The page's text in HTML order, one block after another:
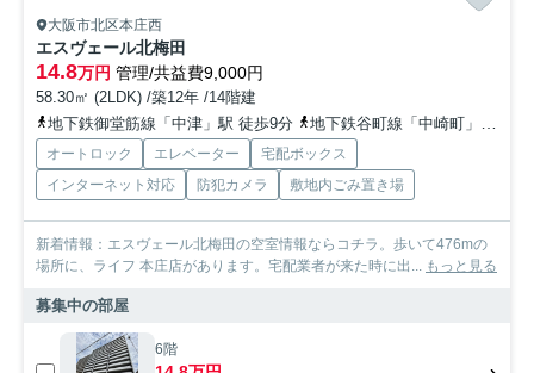
大阪市北区本庄西
エスヴェール北梅田
14.8万円 管理/共益費9,000円
58.30㎡ (2LDK) /築12年 /14階建
地下鉄御堂筋線「中津」駅 徒歩9分
地下鉄谷町線「中崎町」駅 徒歩10分
オートロック エレベーター
宅配ボックス
インターネット対応
防犯カメラ 敷地内ごみ置き場
新着情報：エスヴェール北梅田の空室情報ならコチラ。歩いて476mの
場所に、ライフ 本庄店があります。宅配業者が来た時に出... もっと見る
募集中の部屋
6階